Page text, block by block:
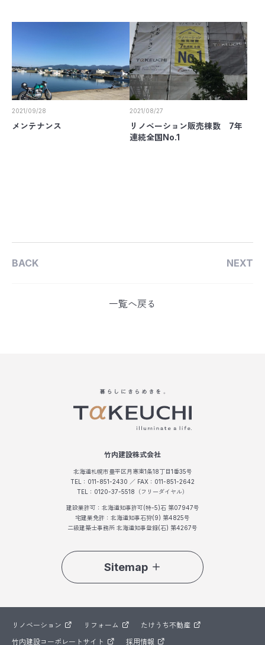
2021/09/28
メンテナンス
2021/08/27
リノベーション販売棟数 7年
連続全国No.1
BACK
一覧へ戻る
NEXT
竹内建設株式会社
北海道札幌市豊平区月寒東1条18丁目1番35号
TEL：011-851-2430 ／ FAX：011-851-2642
TEL：0120-37-5518（フリーダイヤル）
建設業許可：北海道知事許可(特-5)石 第07947号
宅建業免許：北海道知事石狩(9) 第4825号
二級建築士事務所 北海道知事登録(石) 第4267号
Sitemap
リノベーション リフォーム
たけうち不動産
竹内建設コーポレートサイト
採用情報